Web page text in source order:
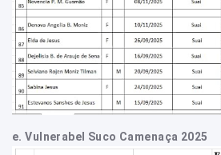
e. Vulnerabel Suco Camenaça 2025